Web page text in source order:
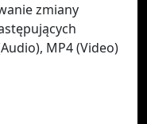
zmiany
MP4 (Video)